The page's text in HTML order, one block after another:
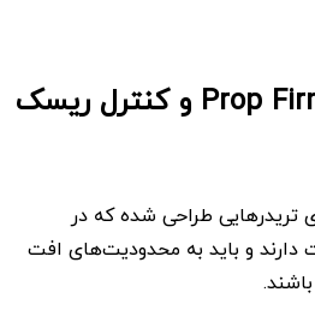
Prop Firm و کنترل ریسک
تریدرهایی طراحی شده که در
دارند و باید به محدودیت‌های افت